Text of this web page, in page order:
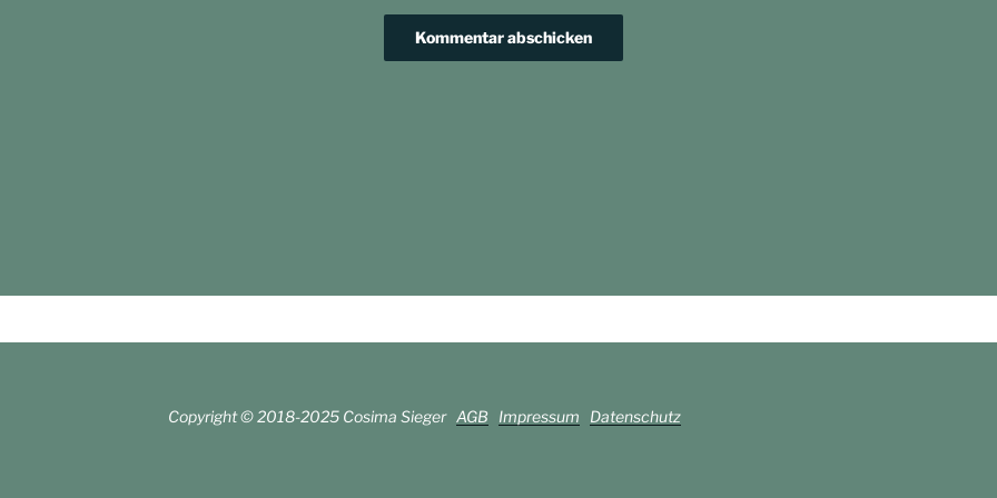
Copyright © 2018-2025 Cosima Sieger AGB Impressum Datenschutz